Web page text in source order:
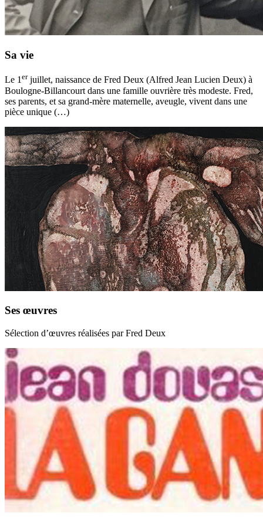
Sa vie
Le 1erjuillet, naissance de Fred Deux (Alfred Jean Lucien Deux) à
Boulogne-Billancourt dans une famille ouvrière très modeste. Fred,
ses parents, et sa grand-mère maternelle, aveugle, vivent dans une
pièce unique (…)
Ses œuvres
Sélection d’œuvres réalisées par Fred Deux